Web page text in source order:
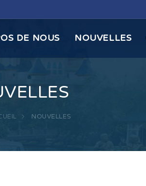
DE NOUS NOUVELLES
NOUVELLES